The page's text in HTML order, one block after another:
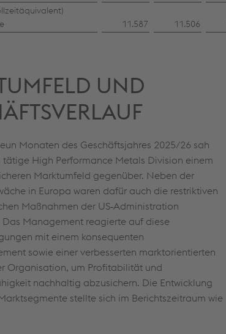
11.587 11.506
UND
Monaten des Geschäftsjahres 2025/26 sah
High Performance Metals Division einem
Marktumfeld gegenüber. Neben der
in Europa waren dafür auch die restriktiven
Maßnahmen der US‑Administration
Management reagierte auf diese
mit einem konsequenten
sowie einer verbesserten marktorientierten
Organisation, um Profitabilität und
nachhaltig abzusichern. Die Entwicklung
stellte sich im Berichtszeitraum wie